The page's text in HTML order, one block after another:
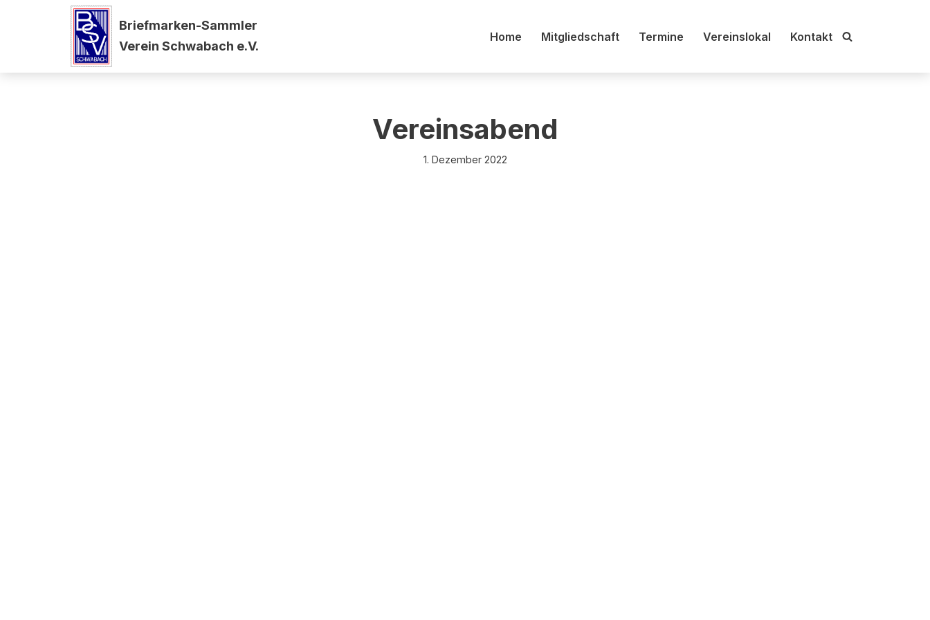
springen
Briefmarken-Sammler
Verein Schwabach e.V.
Home Mitgliedschaft Termine Vereinslokal Kontakt
Vereinsabend
1. Dezember 2022